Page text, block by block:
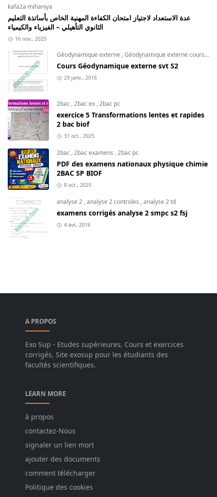
kafa2a mihaniya
عدة الاستعداد لاجتياز امتحان الكفاءة المهنية الخاص بأساتذة التعليم
الثانوي التأهيلي – الفيزياء والكيمياء
16 nov., 2025
Géodynamique externe ,Géodynamique externe cours ,
Cours Géodynamique externe svt S2
29 janv., 2016
2bac,2bac ex,2bac pc
exercice 5 Transformations lentes et rapides
2 bac biof
31 oct., 2025
2bac,2bac examens ,2bac pc
PDF des examens nationaux physique chimie
2BAC SP BIOF
8 oct., 2025
analyse 2,analyse 2 controles ,analyse 2 td
examens corrigés analyse 2 smpc s2 fsj
4 avr., 2016
A PROPOS
Exo Sup - Etudes supérieures, Cours et exercices
corrigés, Site exosup pour les étudiants des
facultés scientifiques.
LEARN MORE
à propos
contactez-Nous
signaler un lien mort
ajouter des documents
comment télécharger
Politique des cookies